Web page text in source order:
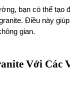
bạn có thể tạo
Điều này
gian.
Với Các